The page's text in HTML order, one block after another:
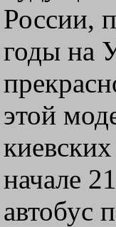
России,
годы на
этой
начале
автобус